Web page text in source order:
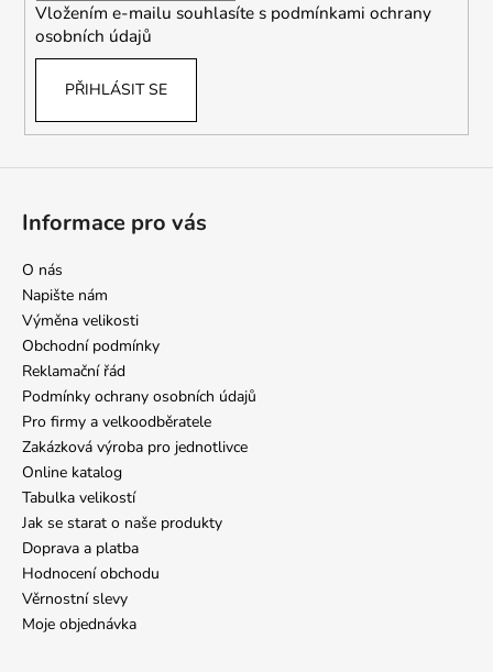
Vložením e-mailu souhlasíte s podmínkami ochrany
osobních údajů
PŘIHLÁSIT SE
Informace pro vás
O nás
Napište nám
Výměna velikosti
Obchodní podmínky
Reklamační řád
Podmínky ochrany osobních údajů
Pro firmy a velkoodběratele
Zakázková výroba pro jednotlivce
Online katalog
Tabulka velikostí
Jak se starat o naše produkty
Doprava a platba
Hodnocení obchodu
Věrnostní slevy
Moje objednávka